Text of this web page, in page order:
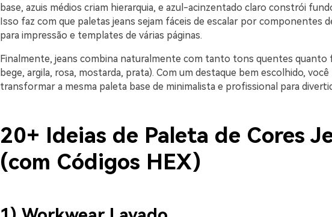
base, azuis médios criam hierarquia, e azul-acinzentado claro constrói
Isso faz com que paletas jeans sejam fáceis de escalar por componentes
para impressão e templates de várias páginas.
Finalmente, jeans combina naturalmente com tanto tons quentes quanto
bege, argila, rosa, mostarda, prata). Com um destaque bem escolhido, você
transformar a mesma paleta base de minimalista e profissional para
20+ Ideias de Paleta de Cores
(com Códigos HEX)